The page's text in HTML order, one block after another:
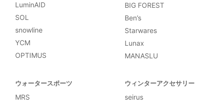
LuminAID
SOL
snowline
YCM
OPTIMUS
BIG FOREST
Ben’s
Starwares
Lunax
MANASLU
ウォータースポーツ
MRS
ウィンターアクセサリー
seirus